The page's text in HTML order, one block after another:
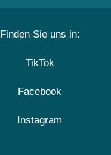
Finden Sie uns in:
TikTok
Facebook
Instagram